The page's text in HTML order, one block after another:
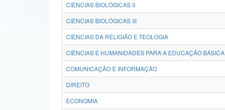
CIÊNCIAS BIOLÓGICAS II
CIÊNCIAS BIOLÓGICAS III
CIÊNCIAS DA RELIGIÃO E TEOLOGIA
CIÊNCIAS E HUMANIDADES PARA A EDUCAÇÃO BÁSICA
COMUNICAÇÃO E INFORMAÇÃO
DIREITO
ECONOMIA